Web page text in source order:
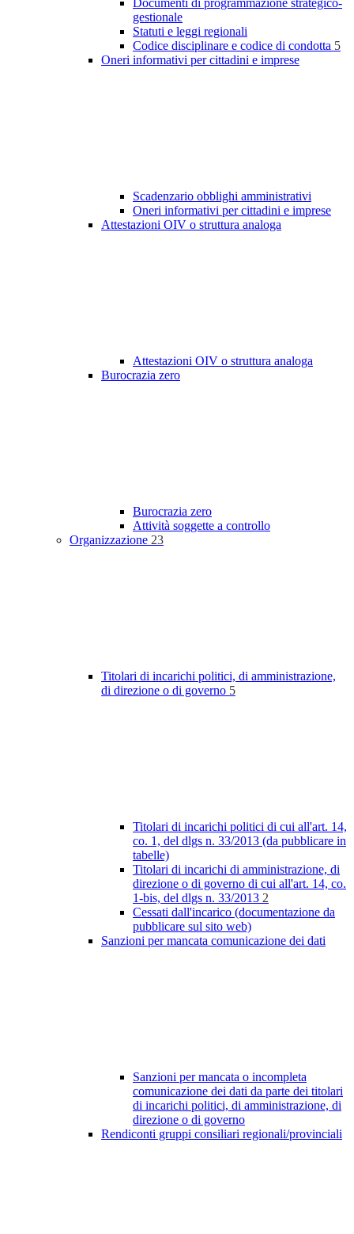
Documenti di programmazione strategico-
gestionale
Statuti e leggi regionali
Codice disciplinare e codice di condotta 5
Oneri informativi per cittadini e imprese
Scadenzario obblighi amministrativi
Oneri informativi per cittadini e imprese
Attestazioni OIV o struttura analoga
Attestazioni OIV o struttura analoga
Burocrazia zero
Burocrazia zero
Attività soggette a controllo
Organizzazione 23
Titolari di incarichi politici, di amministrazione,
di direzione o di governo 5
Titolari di incarichi politici di cui all'art. 14,
co. 1, del dlgs n. 33/2013 (da pubblicare in
tabelle)
Titolari di incarichi di amministrazione, di
direzione o di governo di cui all'art. 14, co.
1-bis, del dlgs n. 33/2013 2
Cessati dall'incarico (documentazione da
pubblicare sul sito web)
Sanzioni per mancata comunicazione dei dati
Sanzioni per mancata o incompleta
comunicazione dei dati da parte dei titolari
di incarichi politici, di amministrazione, di
direzione o di governo
Rendiconti gruppi consiliari regionali/provinciali